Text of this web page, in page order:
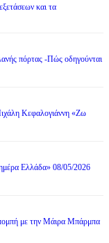
και τα
πόρτας -Πώς οδηγούνται
Κεφαλογιάννη «Ζω
Ελλάδα» 08/05/2026
με την Μάιρα Mπάρμπα